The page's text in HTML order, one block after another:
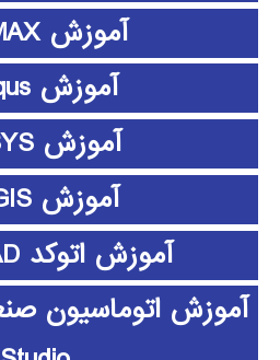
آموزش 3D MAX
آموزش abaqus
آموزش ANSYS
آموزش ArcGIS
آموزش اتوکد AUTOCAD